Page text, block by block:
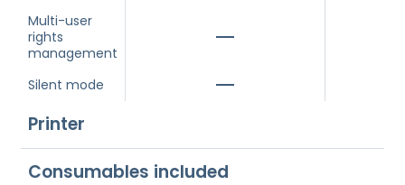
Multi-user
rights
management
Silent mode
Printer
Consumables included